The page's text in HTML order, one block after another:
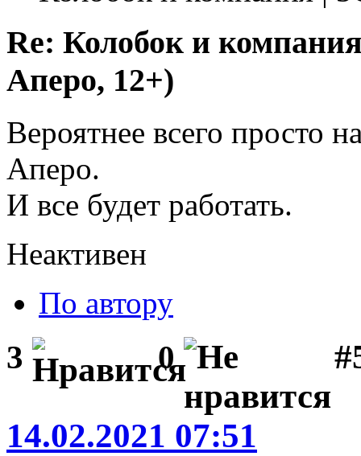
Re: Колобок и
Аперо, 12+)
Вероятнее всего просто
Аперо.
И все будет работать.
Неактивен
По автору
3 0
14.02.2021 07:51